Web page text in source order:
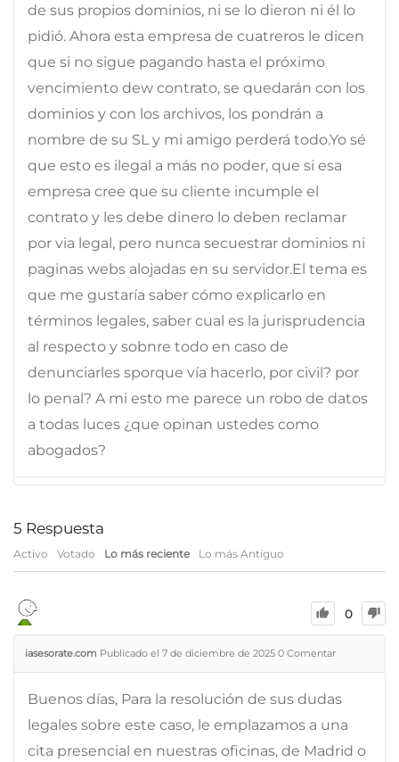
de sus propios dominios, ni se lo dieron ni él lo
pidió. Ahora esta empresa de cuatreros le dicen
que si no sigue pagando hasta el próximo
vencimiento dew contrato, se quedarán con los
dominios y con los archivos, los pondrán a
nombre de su SL y mi amigo perderá todo.Yo sé
que esto es ilegal a más no poder, que si esa
empresa cree que su cliente incumple el
contrato y les debe dinero lo deben reclamar
por via legal, pero nunca secuestrar dominios ni
paginas webs alojadas en su servidor.El tema es
que me gustaría saber cómo explicarlo en
términos legales, saber cual es la jurisprudencia
al respecto y sobnre todo en caso de
denunciarles sporque vía hacerlo, por civil? por
lo penal? A mi esto me parece un robo de datos
a todas luces ¿que opinan ustedes como
abogados?
5 Respuesta
Activo Votado Lo más reciente Lo más Antiguo
0
iasesorate.com Publicado el 7 de diciembre de 2025 0 Comentar
Buenos días, Para la resolución de sus dudas
legales sobre este caso, le emplazamos a una
cita presencial en nuestras oficinas, de Madrid o